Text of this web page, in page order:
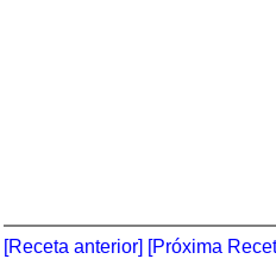
[Receta anterior] [Próxima